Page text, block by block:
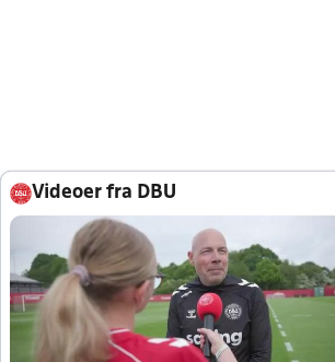
Videoer fra DBU